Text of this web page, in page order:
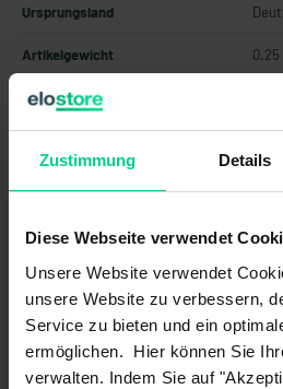
Zustimmung Details
Diese Webseite verwendet
Unsere Website verwendet
unsere Website zu verbessern,
Service zu bieten und ein
ermöglichen. Hier können Sie
verwalten. Indem Sie auf
Ursprungsland
Artikelgewicht 0.25
Zolltarifnummer
Perfekte Überwachung und
Störung? Wird umgehend registriert!
magnetischen und elektronischen
die der Überwachung von beweglich
Schutzeinrichtungen dienen.
Schutztüren, Hauben oder
berührungslosen und damit